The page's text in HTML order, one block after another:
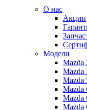
О нас
Акции
Модели
Mazda
Mazda
Mazda
Mazda